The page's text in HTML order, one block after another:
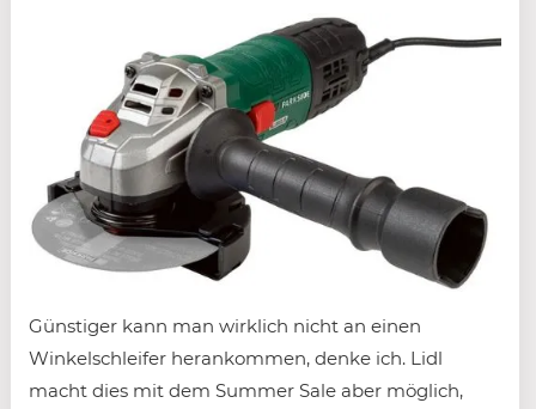
Günstiger kann man wirklich nicht an einen
Winkelschleifer herankommen, denke ich. Lidl
macht dies mit dem Summer Sale aber möglich,